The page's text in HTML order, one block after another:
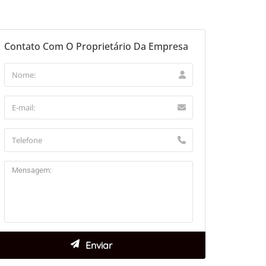
Contato Com O Proprietário Da Empresa